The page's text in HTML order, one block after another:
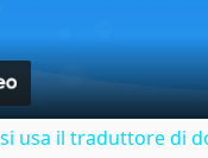
usa il traduttore di